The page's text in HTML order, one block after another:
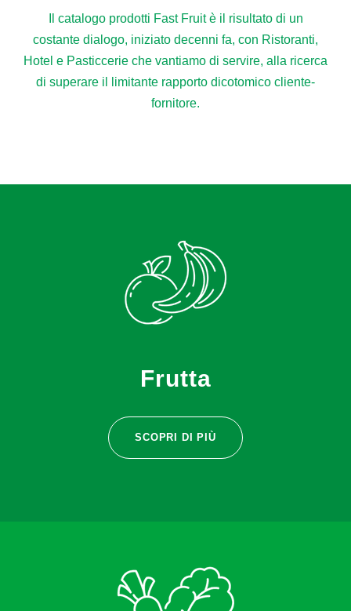
Il catalogo prodotti Fast Fruit è il risultato di un
costante dialogo, iniziato decenni fa, con Ristoranti,
Hotel e Pasticcerie che vantiamo di servire, alla ricerca
di superare il limitante rapporto dicotomico cliente-
fornitore.
Frutta
SCOPRI DI PIÙ